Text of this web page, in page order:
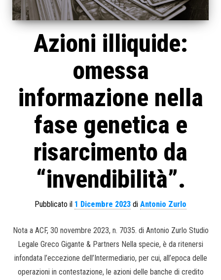
Azioni illiquide:
omessa
informazione nella
fase genetica e
risarcimento da
“invendibilità”.
Pubblicato il 1 Dicembre 2023 di Antonio Zurlo
Nota a ACF, 30 novembre 2023, n. 7035. di Antonio Zurlo Studio
Legale Greco Gigante & Partners Nella specie, è da ritenersi
infondata l’eccezione dell’Intermediario, per cui, all’epoca delle
operazioni in contestazione, le azioni delle banche di credito